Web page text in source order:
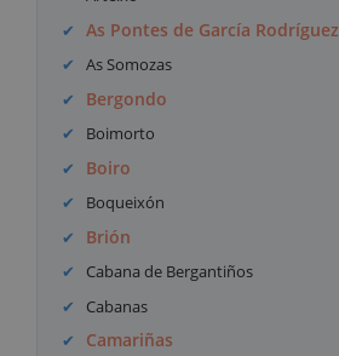
As Pontes de García Rodríguez
As Somozas
Bergondo
Boimorto
Boiro
Boqueixón
Brión
Cabana de Bergantiños
Cabanas
Camariñas